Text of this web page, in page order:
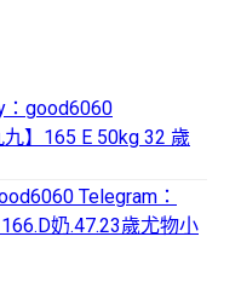
：good6060
】165 E 50kg 32 歲
Telegram：
奶.47.23歲尤物小